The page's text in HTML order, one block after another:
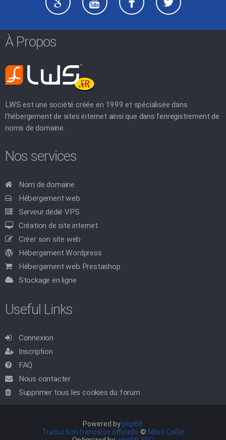
À Propos
LWS est une société créée en 1999 et spécialisée dans
l'hébergement de sites internet ainsi que dans l'enregistrement de
noms de domaine.
Nos services
Nom de domaine
Hébergement web
Serveur dédié VPS
Création de site internet
Créer son site web
Hébergement Wordpress
Hébergement web Prestashop
Stockage en ligne
Useful Links
Connexion
Inscription
FAQ
Nous contacter
Supprimer tous les cookies du forum
Powered byphpBB
Traduction française officielle © Miles Cellar